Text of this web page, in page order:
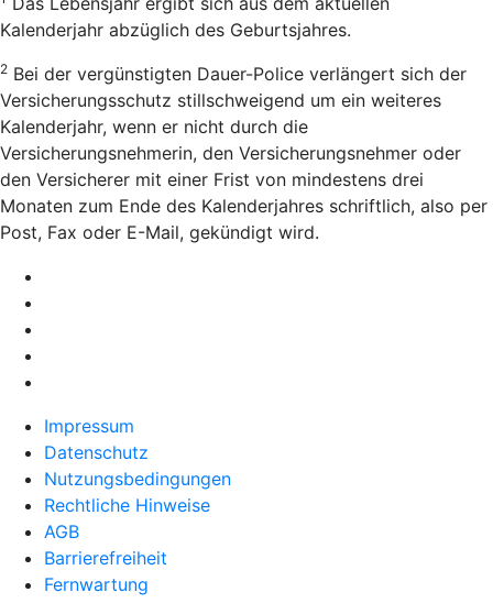
Kalenderjahr abzüglich des Geburtsjahres.
2 Bei der vergünstigten Dauer-Police verlängert sich der
Versicherungsschutz stillschweigend um ein weiteres
Kalenderjahr, wenn er nicht durch die
Versicherungsnehmerin, den Versicherungsnehmer oder
den Versicherer mit einer Frist von mindestens drei
Monaten zum Ende des Kalenderjahres schriftlich, also per
Post, Fax oder E-Mail, gekündigt wird.
Impressum
Datenschutz
Nutzungsbedingungen
Rechtliche Hinweise
AGB
Barrierefreiheit
Fernwartung